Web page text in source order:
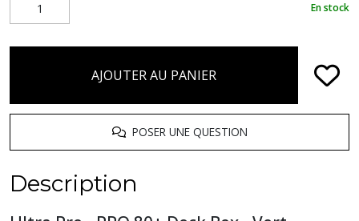
En stock
AJOUTER AU PANIER
POSER UNE QUESTION
Description